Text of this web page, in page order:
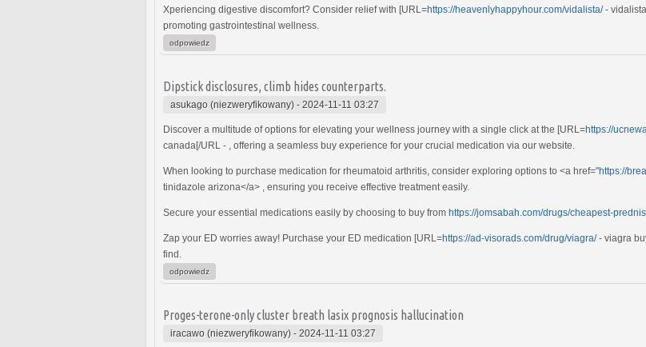
Xperiencing digestive discomfort? Consider relief with [URL=https://heavenlyhappyhour.com/vidalista/-
promoting gastrointestinal wellness.
odpowiedz
Dipstick disclosures, climb hides counterparts.
asukago (niezweryfikowany) - 2024-11-11 03:27
Discover a multitude of options for elevating your wellness journey with a single click at the [URL=https://
canada[/URL - , offering a seamless buy experience for your crucial medication via our website.
When looking to purchase medication for rheumatoid arthritis, consider exploring options to <a href="https://
tinidazole arizona</a> , ensuring you receive effective treatment easily.
Secure your essential medications easily by choosing to buy from https://jomsabah.com/drugs/cheapest-
Zap your ED worries away! Purchase your ED medication [URL=https://ad-visorads.com/drug/viagra/- viagra
find.
odpowiedz
Proges-terone-only cluster breath lasix prognosis hallucination
iracawo (niezweryfikowany) - 2024-11-11 03:27